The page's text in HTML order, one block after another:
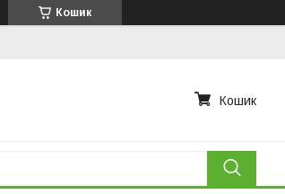
Кошик
Кошик